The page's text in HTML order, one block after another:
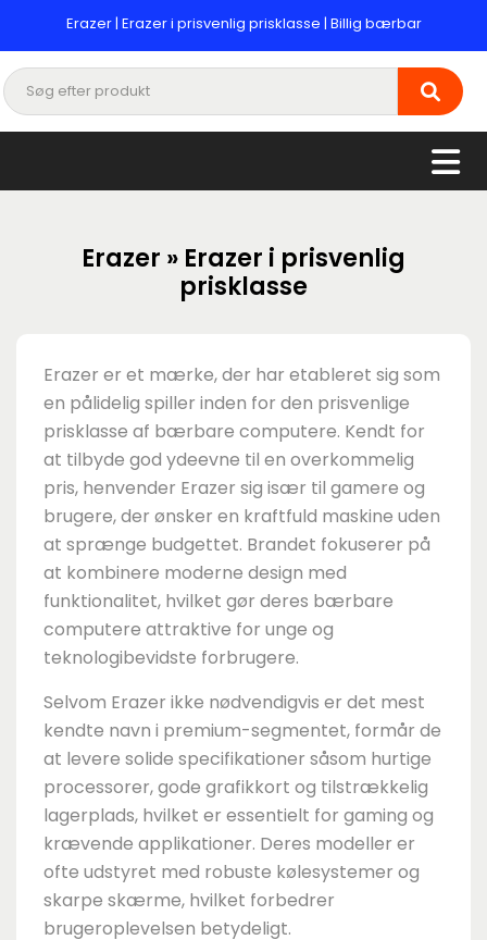
Erazer | Erazer i prisvenlig prisklasse | Billig bærbar
Erazer » Erazer i prisvenlig
prisklasse
Erazer er et mærke, der har etableret sig som
en pålidelig spiller inden for den prisvenlige
prisklasse af bærbare computere. Kendt for
at tilbyde god ydeevne til en overkommelig
pris, henvender Erazer sig især til gamere og
brugere, der ønsker en kraftfuld maskine uden
at sprænge budgettet. Brandet fokuserer på
at kombinere moderne design med
funktionalitet, hvilket gør deres bærbare
computere attraktive for unge og
teknologibevidste forbrugere.
Selvom Erazer ikke nødvendigvis er det mest
kendte navn i premium-segmentet, formår de
at levere solide specifikationer såsom hurtige
processorer, gode grafikkort og tilstrækkelig
lagerplads, hvilket er essentielt for gaming og
krævende applikationer. Deres modeller er
ofte udstyret med robuste kølesystemer og
skarpe skærme, hvilket forbedrer
brugeroplevelsen betydeligt.